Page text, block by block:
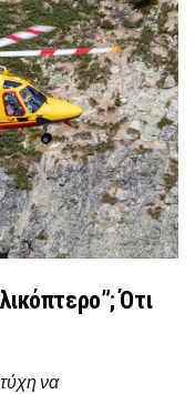
Ότι
να